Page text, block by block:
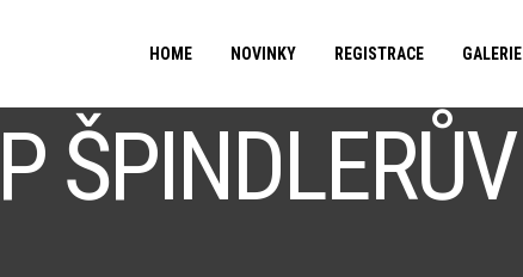
HOME NOVINKY REGISTRACE GALERIE
ŠPINDLERŮV